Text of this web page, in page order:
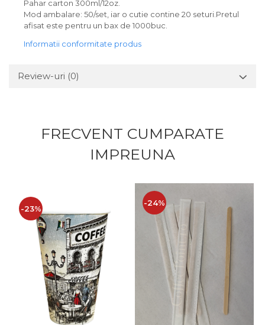
Pahar carton 300ml/12oz.
Mod ambalare: 50/set, iar o cutie contine 20 seturi.Pretul
afisat este pentru un bax de 1000buc.
Informatii conformitate produs
Review-uri (0)
FRECVENT CUMPARATE
IMPREUNA
-23%
-24%